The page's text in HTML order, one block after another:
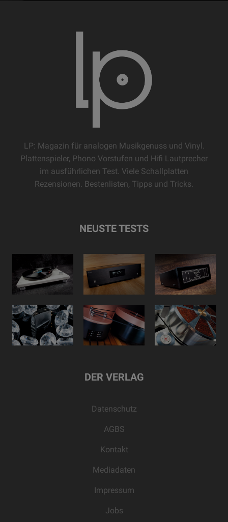
LP: Magazin für analogen Musikgenuss und Vinyl.
Plattenspieler, Phono Vorstufen und Hifi Lautprecher
im ausführlichen Test. Viele Schallplatten
Rezensionen. Bestenlisten, Tipps und Tricks.
NEUSTE TESTS
DER VERLAG
Datenschutz
AGBS
Kontakt
Mediadaten
Impressum
Jobs